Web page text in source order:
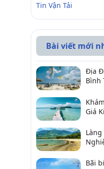
Tin Vận Tải
Bài viết mới
Địa
Bình
2026
Giá
Bãi